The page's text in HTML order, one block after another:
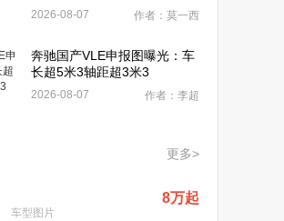
2026-08-07 作者：莫一西
奔驰国产VLE申报图曝光：车
长超5米3轴距超3米3
2026-08-07 作者：李超
更多>
车型图片
8万起